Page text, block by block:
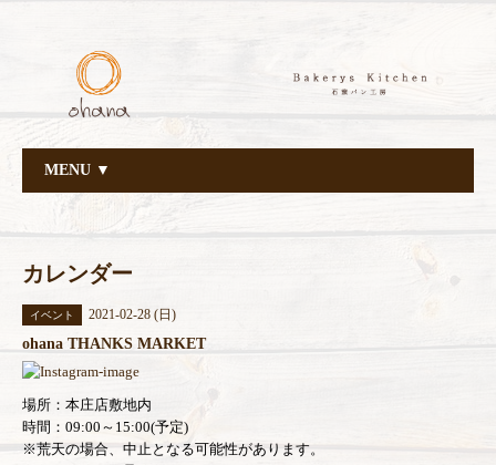
MENU ▼
カレンダー
イベント 2021-02-28 (日)
ohana THANKS MARKET
場所：本庄店敷地内
時間：09:00～15:00(予定)
※荒天の場合、中止となる可能性があります。